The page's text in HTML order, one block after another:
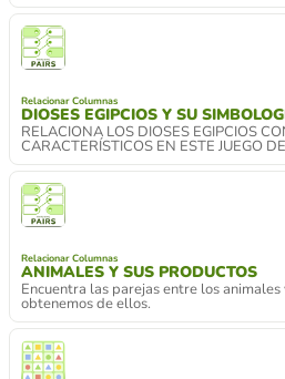
Relacionar Columnas
DIOSES EGIPCIOS Y SU
RELACIONA LOS DIOSES EGIPCIOS
CARACTERÍSTICOS EN ESTE JUEGO
Relacionar Columnas
ANIMALES Y SUS PRODUCTOS
Encuentra las parejas entre los
obtenemos de ellos.